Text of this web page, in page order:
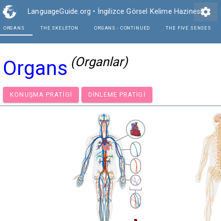
LanguageGuide.org • İngilizce Görsel Kelime Hazinesisettings
Organs (Organlar)
KONUŞMA PRATIGI DINLEME PRATIGI